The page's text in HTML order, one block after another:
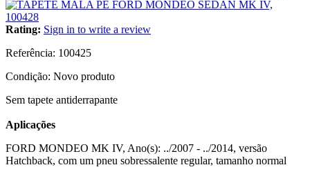
Rating: Sign in to write a review
Referência: 100425
Condição: Novo produto
Sem tapete antiderrapante
Aplicações
FORD MONDEO MK IV, Ano(s): ../2007 - ../2014, versão
Hatchback, com um pneu sobressalente regular, tamanho normal